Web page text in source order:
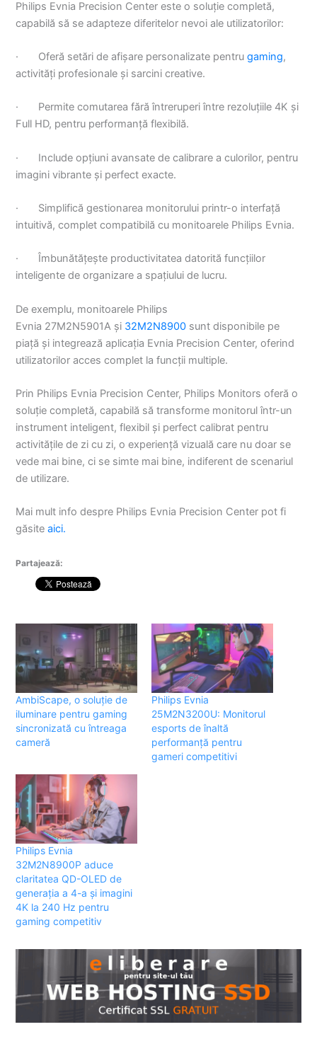
Philips Evnia Precision Center este o soluție completă,
capabilă să se adapteze diferitelor nevoi ale utilizatorilor:
· Oferă setări de afișare personalizate pentrugaming,
activități profesionale și sarcini creative.
· Permite comutarea fără întreruperi între rezoluțiile 4K și
Full HD, pentru performanță flexibilă.
· Include opțiuni avansate de calibrare a culorilor, pentru
imagini vibrante și perfect exacte.
· Simplifică gestionarea monitorului printr-o interfață
intuitivă, complet compatibilă cu monitoarele Philips Evnia.
· Îmbunătățește productivitatea datorită funcțiilor
inteligente de organizare a spațiului de lucru.
De exemplu, monitoarele Philips
Evnia 27M2N5901A și 32M2N8900 sunt disponibile pe
piață și integrează aplicația Evnia Precision Center, oferind
utilizatorilor acces complet la funcții multiple.
Prin Philips Evnia Precision Center, Philips Monitors oferă o
soluție completă, capabilă să transforme monitorul într-un
instrument inteligent, flexibil și perfect calibrat pentru
activitățile de zi cu zi, o experiență vizuală care nu doar se
vede mai bine, ci se simte mai bine, indiferent de scenariul
de utilizare.
Mai mult info despre Philips Evnia Precision Center pot fi
găsite aici.
Partajează:
AmbiScape, o soluție de
iluminare pentru gaming
sincronizată cu întreaga
cameră
Philips Evnia
25M2N3200U: Monitorul
esports de înaltă
performanță pentru
gameri competitivi
Philips Evnia
32M2N8900P aduce
claritatea QD-OLED de
generația a 4-a și imagini
4K la 240 Hz pentru
gaming competitiv